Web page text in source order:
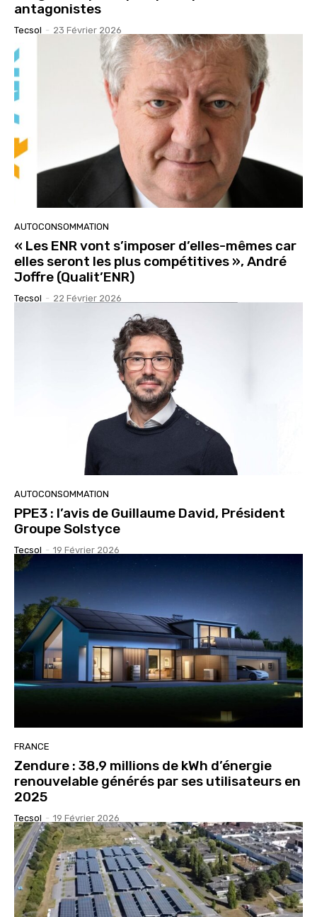
antagonistes
Tecsol - 23 Février 2026
AUTOCONSOMMATION
« Les ENR vont s’imposer d’elles-mêmes car
elles seront les plus compétitives », André
Joffre (Qualit’ENR)
Tecsol - 22 Février 2026
AUTOCONSOMMATION
PPE3 : l’avis de Guillaume David, Président
Groupe Solstyce
Tecsol - 19 Février 2026
FRANCE
Zendure : 38,9 millions de kWh d’énergie
renouvelable générés par ses utilisateurs en
2025
Tecsol - 19 Février 2026